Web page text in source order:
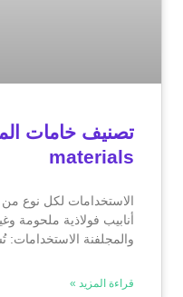
materials
أنابيب فولاذية ملحومة
والمجلفنة الاستخدامات:
قراءة المزيد »